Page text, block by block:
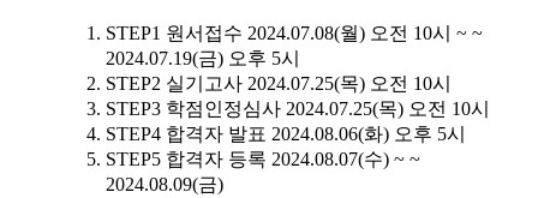
STEP1 원서접수 2024.07.08(월) 오전 10시 ~ ~
2024.07.19(금) 오후 5시
STEP2 실기고사 2024.07.25(목) 오전 10시
STEP3 학점인정심사 2024.07.25(목) 오전 10시
STEP4 합격자 발표 2024.08.06(화) 오후 5시
STEP5 합격자 등록 2024.08.07(수) ~ ~
2024.08.09(금)